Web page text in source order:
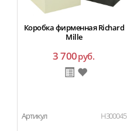
Коробка фирменная Richard
Mille
3 700руб.
Артикул H300045